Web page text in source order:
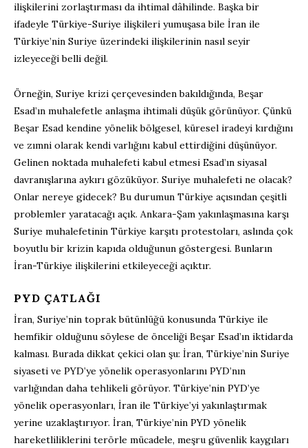
ilişkilerini zorlaştırması da ihtimal dâhilinde. Başka bir
ifadeyle Türkiye-Suriye ilişkileri yumuşasa bile İran ile
Türkiye’nin Suriye üzerindeki ilişkilerinin nasıl seyir
izleyeceği belli değil.
Örneğin, Suriye krizi çerçevesinden bakıldığında, Beşar
Esad’ın muhalefetle anlaşma ihtimali düşük görünüyor. Çünkü
Beşar Esad kendine yönelik bölgesel, küresel iradeyi kırdığını
ve zımni olarak kendi varlığını kabul ettirdiğini düşünüyor.
Gelinen noktada muhalefeti kabul etmesi Esad’ın siyasal
davranışlarına aykırı gözüküyor. Suriye muhalefeti ne olacak?
Onlar nereye gidecek? Bu durumun Türkiye açısından çeşitli
problemler yaratacağı açık. Ankara-Şam yakınlaşmasına karşı
Suriye muhalefetinin Türkiye karşıtı protestoları, aslında çok
boyutlu bir krizin kapıda olduğunun göstergesi. Bunların
İran-Türkiye ilişkilerini etkileyeceği açıktır.
PYD ÇATLAĞI
İran, Suriye’nin toprak bütünlüğü konusunda Türkiye ile
hemfikir olduğunu söylese de önceliği Beşar Esad’ın iktidarda
kalması. Burada dikkat çekici olan şu: İran, Türkiye’nin Suriye
siyaseti ve PYD’ye yönelik operasyonlarını PYD’nın
varlığından daha tehlikeli görüyor. Türkiye’nin PYD’ye
yönelik operasyonları, İran ile Türkiye’yi yakınlaştırmak
yerine uzaklaştırıyor. İran, Türkiye’nin PYD yönelik
hareketliliklerini terörle mücadele, meşru güvenlik kaygıları